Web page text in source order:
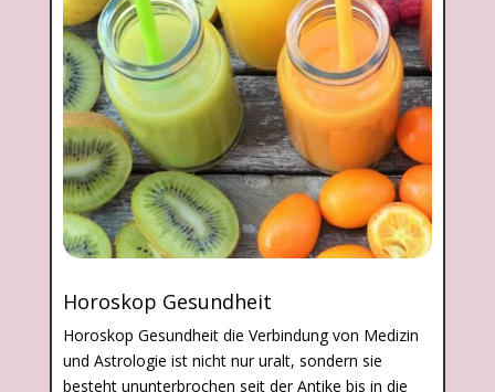
Horoskop Gesundheit
Horoskop Gesundheit die Verbindung von Medizin
und Astrologie ist nicht nur uralt, sondern sie
besteht ununterbrochen seit der Antike bis in die